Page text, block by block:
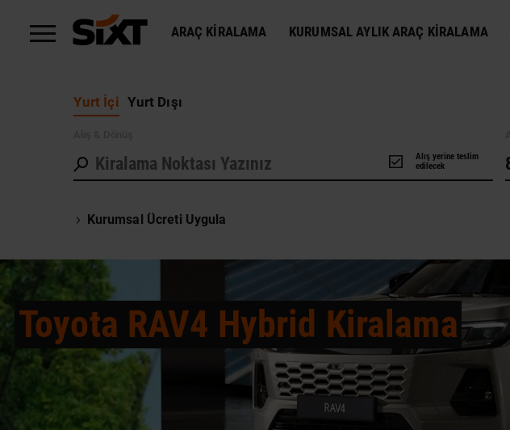
ARAÇ KIRALAMA KURUMSAL AYLIK ARAÇ KIRALAMA
Yurt İçi Yurt Dışı
Alış yerine teslim
edilecek
Kurumsal Ücreti Uygula
Toyota RAV4 Hybrid Kiralama